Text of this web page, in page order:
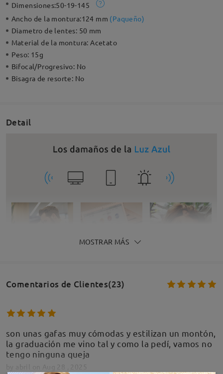
Dimensiones:50-19-145
Ancho de la montura:124 mm (Paqueño)
Diametro de lentes: 50 mm
Material de la montura:Acetato
Peso: 15g
Bifocal/Progresivo: No
Bisagra de resorte: No
Detail
MOSTRAR MÁS
Comentarios de Clientes(23)
son unas gafas muy cómodas y estilizan un montón,
la graduación me vino tal y como la pedí, vamos no
tengo ninguna queja